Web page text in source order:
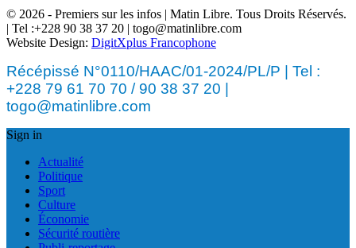
© 2026 - Premiers sur les infos | Matin Libre. Tous Droits Réservés.
| Tel :+228 90 38 37 20 | togo@matinlibre.com
Website Design: DigitXplus Francophone
Récépissé N°0110/HAAC/01-2024/PL/P | Tel :
+228 79 61 70 70 / 90 38 37 20 |
togo@matinlibre.com
Sign in
Actualité
Politique
Sport
Culture
Économie
Sécurité routière